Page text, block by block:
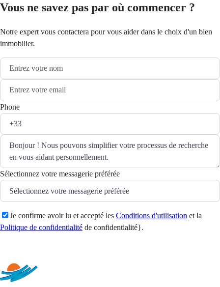
Vous ne savez pas par où commencer ?
Notre expert vous contactera pour vous aider dans le choix d'un bien
immobilier.
Phone
Sélectionnez votre messagerie préférée
Je confirme avoir lu et accepté les Conditions d'utilisation et la
Politique de confidentialité de confidentialité}.